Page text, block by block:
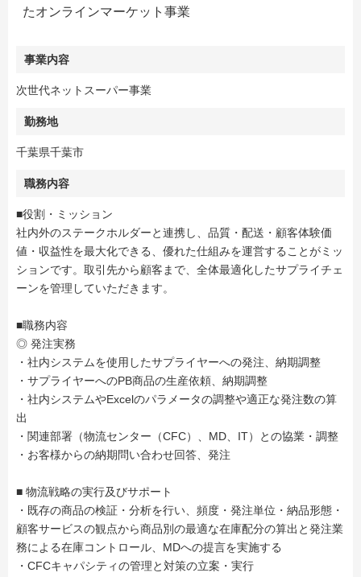
たオンラインマーケット事業
事業内容
次世代ネットスーパー事業
勤務地
千葉県千葉市
職務内容
■役割・ミッション
社内外のステークホルダーと連携し、品質・配送・顧客体験価
値・収益性を最大化できる、優れた仕組みを運営することがミッ
ションです。取引先から顧客まで、全体最適化したサプライチェ
ーンを管理していただきます。
■職務内容
◎ 発注実務
・社内システムを使用したサプライヤーへの発注、納期調整
・サプライヤーへのPB商品の生産依頼、納期調整
・社内システムやExcelのパラメータの調整や適正な発注数の算
出
・関連部署（物流センター（CFC）、MD、IT）との協業・調整
・お客様からの納期問い合わせ回答、発注
■ 物流戦略の実行及びサポート
・既存の商品の検証・分析を行い、頻度・発注単位・納品形態・
顧客サービスの観点から商品別の最適な在庫配分の算出と発注業
務による在庫コントロール、MDへの提言を実施する
・CFCキャパシティの管理と対策の立案・実行